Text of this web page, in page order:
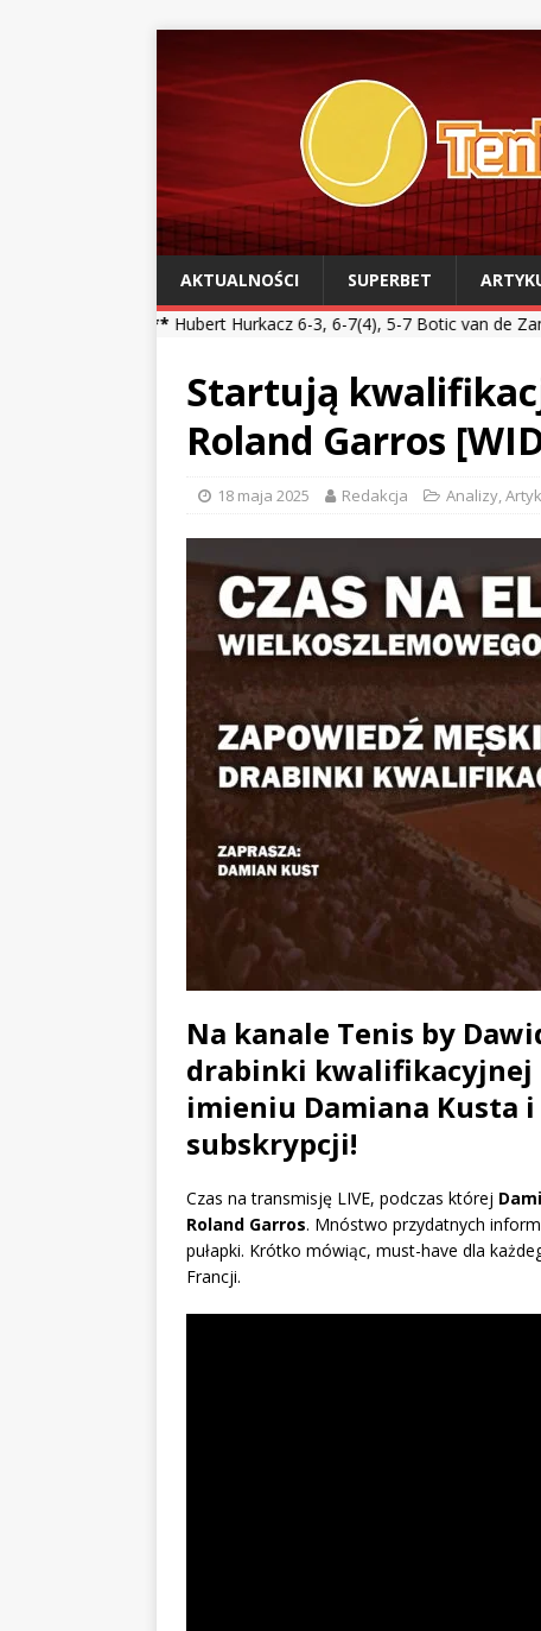
AKTUALNOŚCI SUPERBET
Hubert Hurkacz 6-3, 6-7(4), 5-7 Botic van de Zandschulp ***
Startują
Roland Garros
18 maja 2025 Redakcja Analizy,
Na kanale Tenis by
drabinki kwalifikacyjnej
imieniu Damiana Kusta
subskrypcji!
Czas na transmisję LIVE, podczas której
Roland Garros. Mnóstwo przydatnych
pułapki. Krótko mówiąc, must-have dla
Francji.